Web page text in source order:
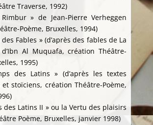
Traverse, 1992)
» de Jean-Pierre Verheggen
Poème, Bruxelles, 1994)
Fables » (d’après des fables de La
Al Muquafa, création Théâtre-
1995)
des Latins » (d’après les textes
et stoïciens, création Théâtre-Poème,
des Latins II » ou la Vertu des plaisirs
Poème, Bruxelles, janvier 1998)